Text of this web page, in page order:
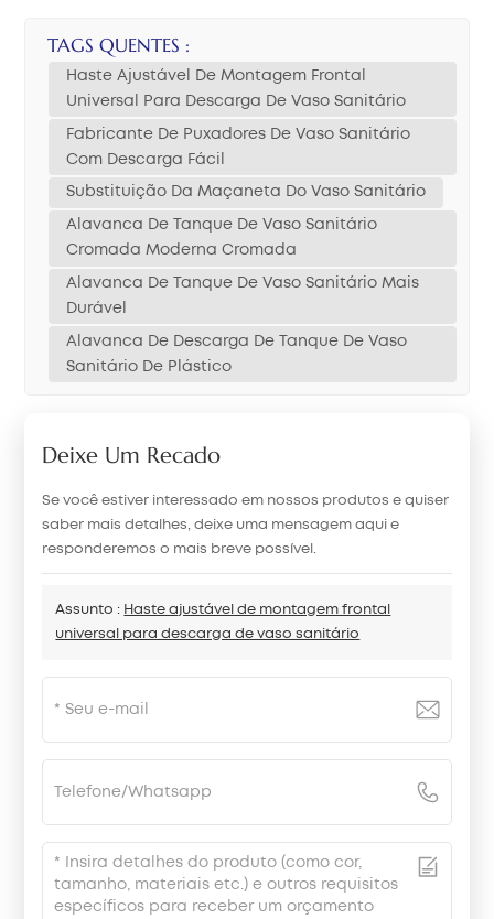
TAGS QUENTES :
Haste Ajustável De Montagem Frontal
Universal Para Descarga De Vaso Sanitário
Fabricante De Puxadores De Vaso Sanitário
Com Descarga Fácil
Substituição Da Maçaneta Do Vaso Sanitário
Alavanca De Tanque De Vaso Sanitário
Cromada Moderna Cromada
Alavanca De Tanque De Vaso Sanitário Mais
Durável
Alavanca De Descarga De Tanque De Vaso
Sanitário De Plástico
Deixe Um Recado
Se você estiver interessado em nossos produtos e quiser
saber mais detalhes, deixe uma mensagem aqui e
responderemos o mais breve possível.
Assunto : Haste ajustável de montagem frontal
universal para descarga de vaso sanitário